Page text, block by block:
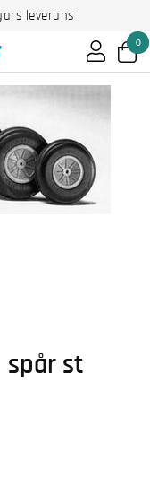
leverans
0
spår st